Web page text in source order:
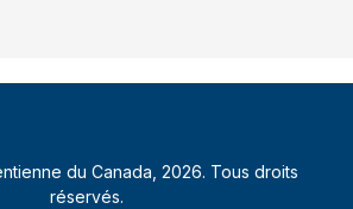
e
a
e
adu Canada, 2026. Tous droits
réservés.